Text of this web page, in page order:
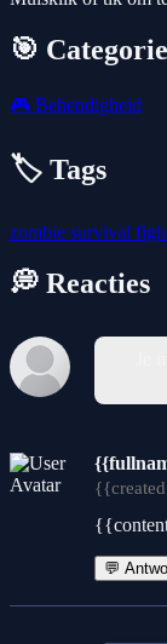
🎯
🎮 Behendigheid
🏷️ Tags
zombie survival
💭 Reacties
💬